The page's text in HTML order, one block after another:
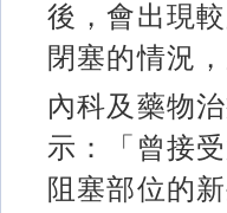
後，會出現
閉塞的情況
內科及藥物
示：「曾接
阻塞部位的